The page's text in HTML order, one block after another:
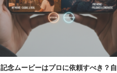
記念ムービーはプロに依頼すべき？自